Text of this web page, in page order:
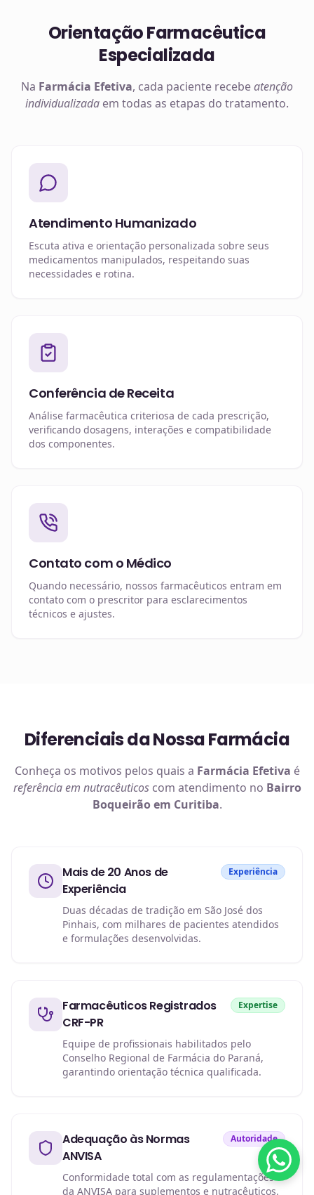
Orientação Farmacêutica
Especializada
Na Farmácia Efetiva, cada paciente recebeatenção
individualizada em todas as etapas do tratamento.
Atendimento Humanizado
Escuta ativa e orientação personalizada sobre seus
medicamentos manipulados, respeitando suas
necessidades e rotina.
Conferência de Receita
Análise farmacêutica criteriosa de cada prescrição,
verificando dosagens, interações e compatibilidade
dos componentes.
Contato com o Médico
Quando necessário, nossos farmacêuticos entram em
contato com o prescritor para esclarecimentos
técnicos e ajustes.
Diferenciais da Nossa Farmácia
Conheça os motivos pelos quais a Farmácia Efetiva é
referência em nutracêuticoscom atendimento no Bairro
Boqueirão em Curitiba.
Mais de 20 Anos de
Experiência
Experiência
Duas décadas de tradição em São José dos
Pinhais, com milhares de pacientes atendidos
e formulações desenvolvidas.
Farmacêuticos Registrados
CRF-PR
Expertise
Equipe de profissionais habilitados pelo
Conselho Regional de Farmácia do Paraná,
garantindo orientação técnica qualificada.
Adequação às Normas
ANVISA
Autoridade
Conformidade total com as regulamentações
da ANVISA para suplementos e nutracêuticos.